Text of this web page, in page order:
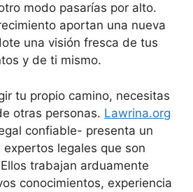
modo pasarías por alto.
aportan una nueva
una visión fresca de tus
y de ti mismo.
tu propio camino, necesitas
otras personas. Lawrina.org
confiable- presenta un
legales que son
trabajan arduamente
conocimientos, experiencia